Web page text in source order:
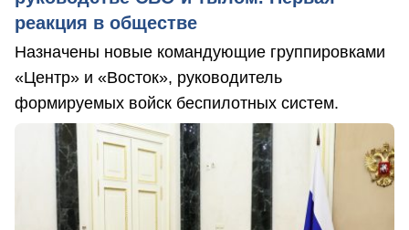
реакция в обществе
Назначены новые командующие группировками
«Центр» и «Восток», руководитель
формируемых войск беспилотных систем.